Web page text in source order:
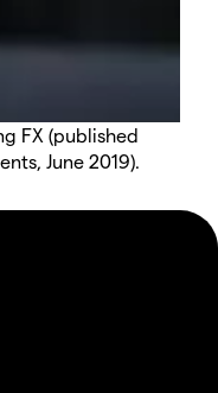
FX (published
June 2019).